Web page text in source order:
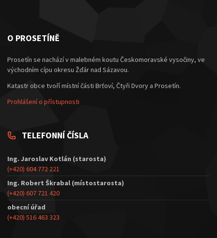
O PROSETÍNĚ
Prosetín se nachází v malebném koutu Českomoravské vysočiny, ve
východním cípu okresu Žďár nad Sázavou.
Katastr obce tvoří místní části Brťoví, Čtyři Dvory a Prosetín.
Prohlášení o přístupnosti
TELEFONNÍ ČÍSLA
Ing. Jaroslav Kotlán (starosta)
(+420) 604 772 221
Ing. Robert Škrabal (místostarosta)
(+420) 607 721 420
obecní úřad
(+420) 516 463 323